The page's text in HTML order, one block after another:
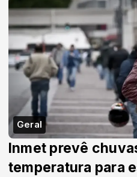
Geral
Inmet prevê
temperatura para